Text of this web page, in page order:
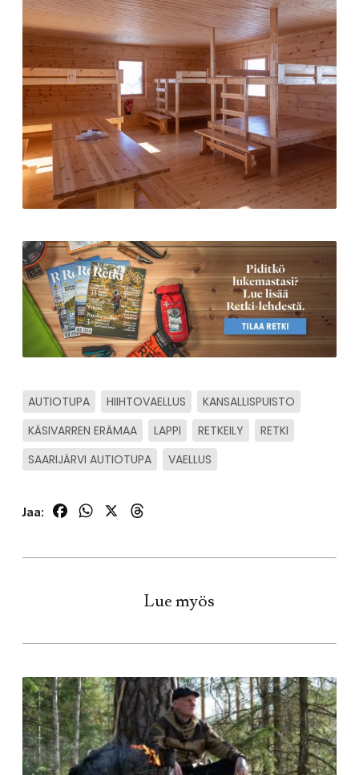
AUTIOTUPA HIIHTOVAELLUS
KANSALLISPUISTO
KÄSIVARREN ERÄMAA
LAPPI RETKEILY
RETKI
SAARIJÄRVI AUTIOTUPA
VAELLUS
Jaa: FacebookWhatsApp
Lue myös